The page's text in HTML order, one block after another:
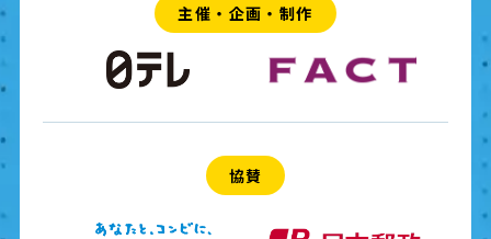
主催・企画・制作
協賛